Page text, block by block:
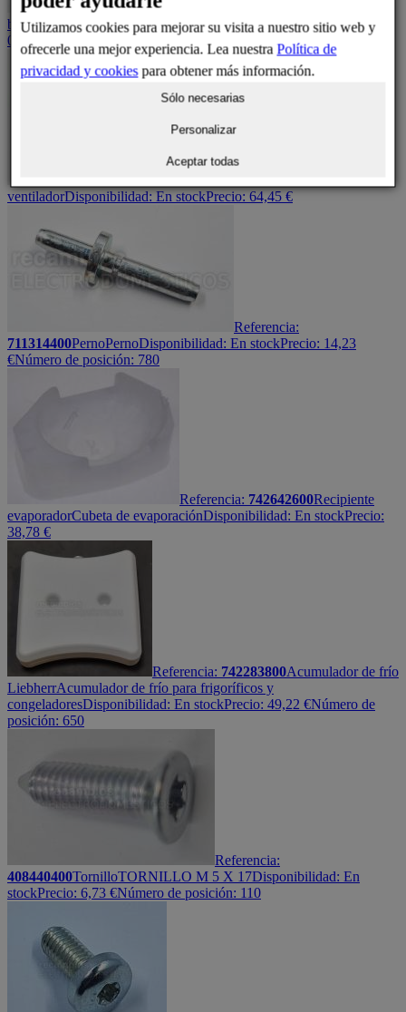
Referencia:
bisagraDisponibilidad:En stockPrecio:6,29 €Número de posición:
020, 030
ventiladorDisponibilidad: En stockPrecio: 64,45 €
Referencia:
711314400PernoPernoDisponibilidad: En stockPrecio: 14,23
€Número de posición: 780
Referencia: 742642600Recipiente
evaporadorCubeta de evaporaciónDisponibilidad: En stockPrecio:
38,78 €
Referencia: 742283800Acumulador de frío
LiebherrAcumulador de frío para frigoríficos y
congeladoresDisponibilidad: En stockPrecio: 49,22 €Número de
posición: 650
Referencia:
408440400TornilloTORNILLO M 5 X 17Disponibilidad: En
stockPrecio: 6,73 €Número de posición: 110
Utilizamos cookies para mejorar su visita a nuestro sitio web y
ofrecerle una mejor experiencia. Lea nuestra Política de
privacidad y cookiespara obtener más información.
Sólo necesarias
Personalizar
Aceptar todas